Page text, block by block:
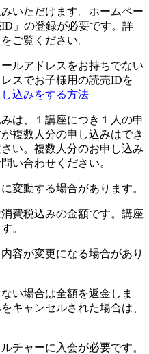
いただけます。ホームペー
」の登録が必要です。詳
をご覧ください。
ルアドレスをお持ちでない
スでお子様用の読売IDを
込みをする方法
は、１講座につき１人の申
複数人分の申し込みはでき
い。複数人分のお申し込み
い合わせください。
変動する場合があります。
費税込みの金額です。講座
。
容が変更になる場合があり
い場合は全額を返金しま
キャンセルされた場合は、
チャーに入会が必要です。